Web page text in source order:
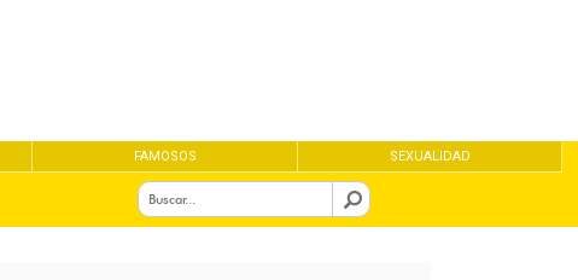
FAMOSOS SEXUALIDAD